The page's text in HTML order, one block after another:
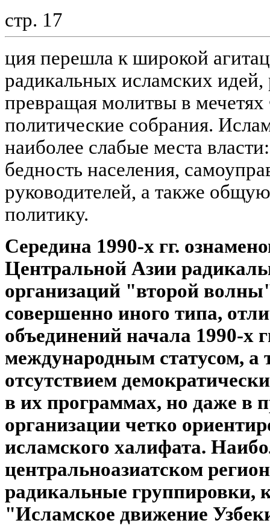
стр. 17
ция перешла к широкой
радикальных исламских идей,
превращая молитвы в
политические собрания.
наиболее слабые места
бедность населения,
руководителей, а также
политику.
Середина 1990-х гг.
Центральной Азии
организаций "второй
совершенно иного типа,
объединений начала 1990-х
международным статусом,
отсутствием
в их программах, но даже в
организации четко
исламского халифата.
центральноазиатском
радикальные группировки,
"Исламское движение